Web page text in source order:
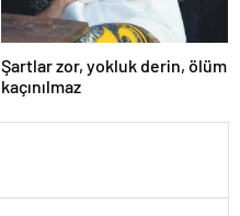
Şartlar zor, yokluk derin, ölüm
kaçınılmaz